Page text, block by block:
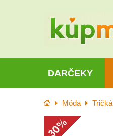
DARČEKY
Úvod Móda Tričká